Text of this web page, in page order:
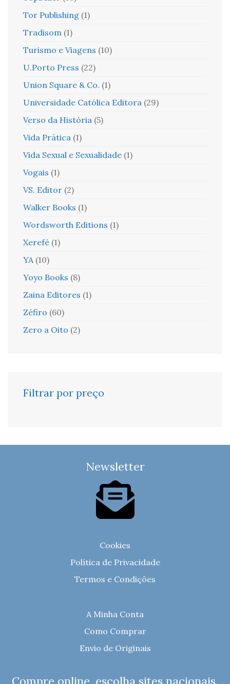
Tor Publishing (1)
Tradisom (1)
Turismo e Viagens (10)
U.Porto Press (22)
Union Square & Co. (1)
Universidade Católica Editora (29)
Verso da História (5)
Vida Prática (1)
Vida Sexual e Sexualidade (1)
Vogais (1)
VS. Editor (2)
Walker Books (1)
Wordsworth Editions (1)
Xerefé (1)
YA (10)
Yoyo Books (8)
Zaina Editores (1)
Zéfiro (60)
Zero a Oito (2)
Filtrar por preço
Newsletter
Cookies
Política de Privacidade
Termos e Condições
A Minha Conta
Como Comprar
Envio de Originais
Compre online, escolha sites nacionais.